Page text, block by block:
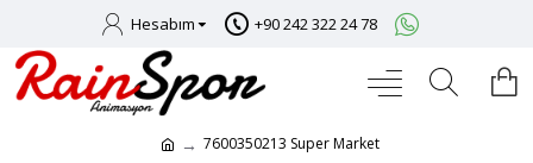
Hesabım +90 242 322 24 78
7600350213 Super Market